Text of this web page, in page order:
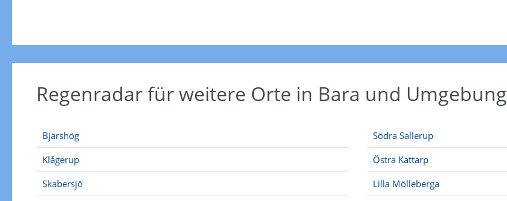
Regenradar für weitere Orte in Bara und Umgebung
Bjärshög
Klågerup
Skabersjö
Södra Sallerup
Östra Kattarp
Lilla Mölleberga